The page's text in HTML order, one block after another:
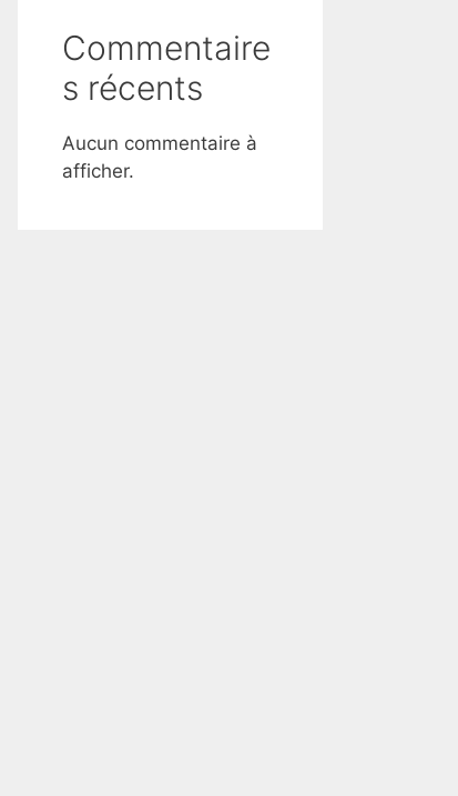
Commentaire
s récents
Aucun commentaire à
afficher.